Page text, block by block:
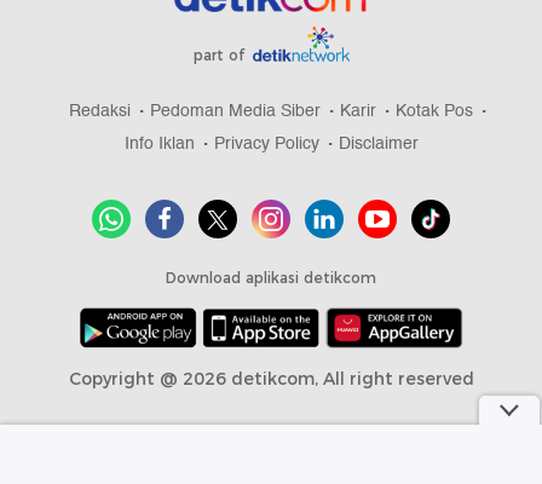
part of
Redaksi Pedoman Media Siber Karir
Kotak Pos
Info Iklan
Privacy Policy Disclaimer
Download aplikasi detikcom
Copyright @ 2026 detikcom, All right reserved